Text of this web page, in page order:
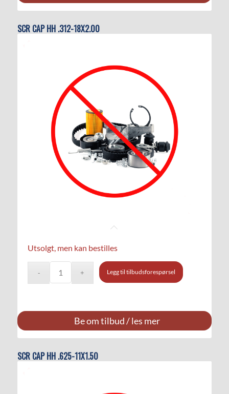
SCR CAP HH .312-18X2.00
Utsolgt, men kan bestilles
Legg til tilbudsforespørsel
Be om tilbud / les mer
SCR CAP HH .625-11X1.50